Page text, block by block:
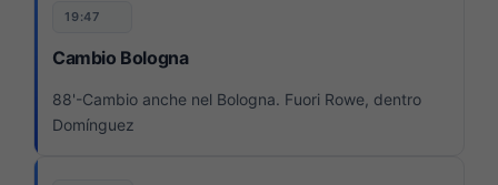
19:47
Cambio Bologna
88'-Cambio anche nel Bologna. Fuori Rowe, dentro
Domínguez